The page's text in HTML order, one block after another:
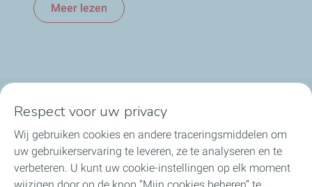
Meer lezen
TotalEnergies in België
Ons nieuws
Onze engagementen
Respect voor uw privacy
Wij gebruiken cookies en andere traceringsmiddelen om
uw gebruikerservaring te leveren, ze te analyseren en te
verbeteren. U kunt uw cookie-instellingen op elk moment